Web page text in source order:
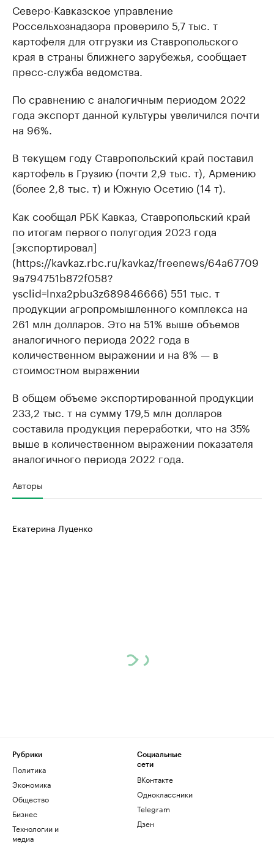
Северо-Кавказское управление
Россельхознадзора проверило 5,7 тыс. т
картофеля для отгрузки из Ставропольского
края в страны ближнего зарубежья, сообщает
пресс-служба ведомства.
По сравнению с аналогичным периодом 2022
года экспорт данной культуры увеличился почти
на 96%.
В текущем году Ставропольский край поставил
картофель в Грузию (почти 2,9 тыс. т), Армению
(более 2,8 тыс. т) и Южную Осетию (14 т).
Как сообщал РБК Кавказ, Ставропольский край
по итогам первого полугодия 2023 года
[экспортировал]
(https://kavkaz.rbc.ru/kavkaz/freenews/64a67709
9a794751b872f058?
ysclid=lnxa2pbu3z689846666) 551 тыс. т
продукции агропромышленного комплекса на
261 млн долларов. Это на 51% выше объемов
аналогичного периода 2022 года в
количественном выражении и на 8% — в
стоимостном выражении
В общем объеме экспортированной продукции
233,2 тыс. т на сумму 179,5 млн долларов
составила продукция переработки, что на 35%
выше в количественном выражении показателя
аналогичного периода 2022 года.
Авторы
Екатерина Луценко
Рубрики
Политика
Экономика
Общество
Бизнес
Технологии и
медиа
Социальные
сети
ВКонтакте
Одноклассники
Telegram
Дзен